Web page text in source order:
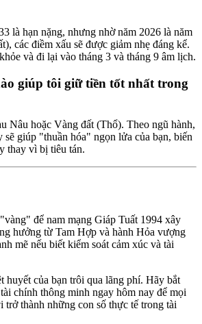
là hạn nặng, nhưng nhờ năm 2026 là năm
các điềm xấu sẽ được giảm nhẹ đáng kể.
và đi lại vào tháng 3 và tháng 9 âm lịch.
giúp tôi giữ tiền tốt nhất trong
Nâu hoặc Vàng đất (Thổ). Theo ngũ hành,
sẽ giúp "thuần hóa" ngọn lửa của bạn, biến
thay vì bị tiêu tán.
để nam mạng Giáp Tuất 1994 xây
hưởng từ Tam Hợp và hành Hỏa vượng
mẽ nếu biết kiểm soát cảm xúc và tài
huyết của bạn trôi qua lãng phí. Hãy bắt
chính thông minh ngay hôm nay để mọi
trở thành những con số thực tế trong tài